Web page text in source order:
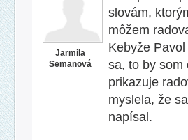
Jarmila
Semanová
slovám,
môžem
Kebyže
sa, to by som
prikazuje
myslela, že
napísal.